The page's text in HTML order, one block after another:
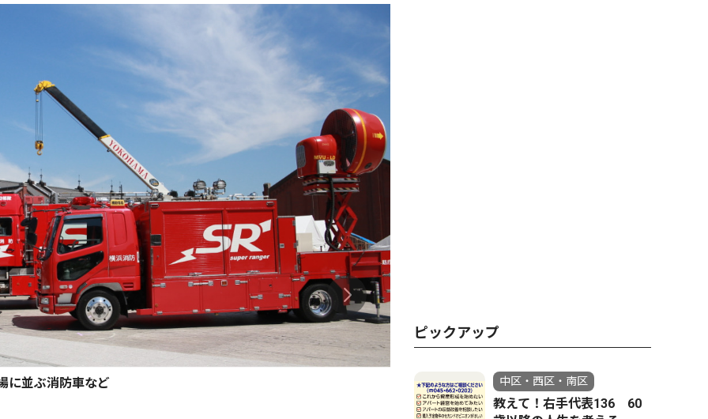
に並ぶ消防車など
ピックアップ
中区・西区・南区
教えて！右手代表136 60